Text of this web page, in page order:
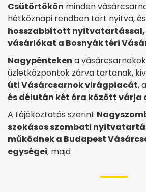
Csütörtökön minden
hétköznapi rendben tart nyitva,
hosszabbított nyitvatartással,
vásárlókat a Bosnyák téri
Nagypénteken a
üzletközpontok zárva tartanak,
úti Vásárcsarnok virágpiacát,
és délután két óra között várja
A tájékoztatás szerint
szokásos szombati
működnek a Budapest
egységei, majd